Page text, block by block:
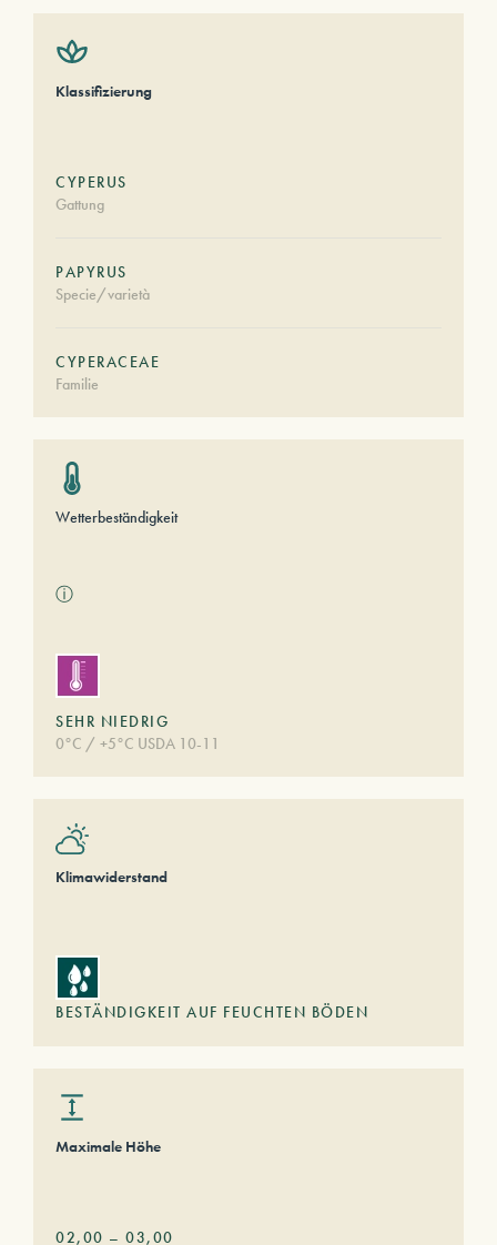
Klassifizierung
CYPERUS
Gattung
PAPYRUS
Specie/varietà
CYPERACEAE
Familie
Wetterbeständigkeit
ⓘ
SEHR NIEDRIG
0°C / +5°C USDA 10-11
Klimawiderstand
BESTÄNDIGKEIT AUF FEUCHTEN BÖDEN
Maximale Höhe
02,00 – 03,00